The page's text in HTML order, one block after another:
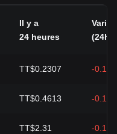
Il y a
24 heures
(24h)
TT$0.2307 -
TT$0.4613 -
TT$2.31 -